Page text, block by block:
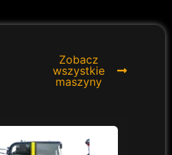
Zobacz
wszystkie
maszyny